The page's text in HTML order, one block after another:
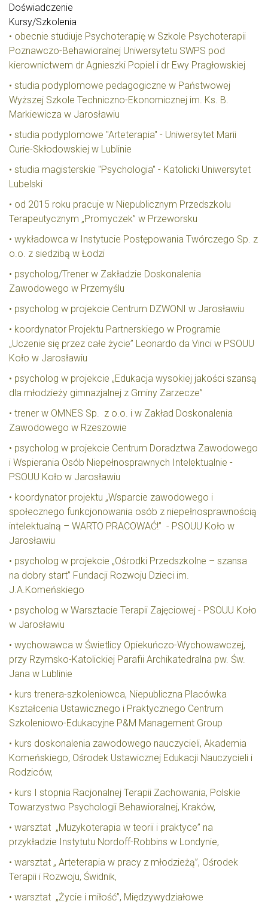
Doświadczenie
Kursy/Szkolenia
• obecnie studiuje Psychoterapię w Szkole Psychoterapii
Poznawczo-Behawioralnej Uniwersytetu SWPS pod
kierownictwem dr Agnieszki Popiel i dr Ewy Pragłowskiej
• studia podyplomowe pedagogiczne w Państwowej
Wyższej Szkole Techniczno-Ekonomicznej im. Ks. B.
Markiewicza w Jarosławiu
• studia podyplomowe "Arteterapia" - Uniwersytet Marii
Curie-Skłodowskiej w Lublinie
• studia magisterskie "Psychologia" - Katolicki Uniwersytet
Lubelski
• od 2015 roku pracuje w Niepublicznym Przedszkolu
Terapeutycznym „Promyczek” w Przeworsku
• wykładowca w Instytucie Postępowania Twórczego Sp. z
o.o. z siedzibą w Łodzi
• psycholog/Trener w Zakładzie Doskonalenia
Zawodowego w Przemyślu
• psycholog w projekcie Centrum DZWONI w Jarosławiu
• koordynator Projektu Partnerskiego w Programie
„Uczenie się przez całe życie” Leonardo da Vinci w PSOUU
Koło w Jarosławiu
• psycholog w projekcie „Edukacja wysokiej jakości szansą
dla młodzieży gimnazjalnej z Gminy Zarzecze”
• trener w OMNES Sp. z o.o. i w Zakład Doskonalenia
Zawodowego w Rzeszowie
• psycholog w projekcie Centrum Doradztwa Zawodowego
i Wspierania Osób Niepełnosprawnych Intelektualnie -
PSOUU Koło w Jarosławiu
• koordynator projektu „Wsparcie zawodowego i
społecznego funkcjonowania osób z niepełnosprawnością
intelektualną – WARTO PRACOWAĆ!” - PSOUU Koło w
Jarosławiu
• psycholog w projekcie „Ośrodki Przedszkolne – szansa
na dobry start” Fundacji Rozwoju Dzieci im.
J.A.Komeńskiego
• psycholog w Warsztacie Terapii Zajęciowej - PSOUU Koło
w Jarosławiu
• wychowawca w Świetlicy Opiekuńczo-Wychowawczej,
przy Rzymsko-Katolickiej Parafii Archikatedralna pw. Św.
Jana w Lublinie
• kurs trenera-szkoleniowca, Niepubliczna Placówka
Kształcenia Ustawicznego i Praktycznego Centrum
Szkoleniowo-Edukacyjne P&M Management Group
• kurs doskonalenia zawodowego nauczycieli, Akademia
Komeńskiego, Ośrodek Ustawicznej Edukacji Nauczycieli i
Rodziców,
• kurs I stopnia Racjonalnej Terapii Zachowania, Polskie
Towarzystwo Psychologii Behawioralnej, Kraków,
• warsztat „Muzykoterapia w teorii i praktyce” na
przykładzie Instytutu Nordoff-Robbins w Londynie,
• warsztat „ Arteterapia w pracy z młodzieżą”, Ośrodek
Terapii i Rozwoju, Świdnik,
• warsztat „Życie i miłość”, Międzywydziałowe